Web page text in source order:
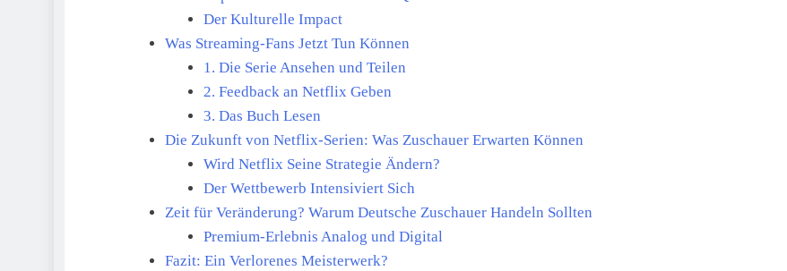
Der Kulturelle Impact
Was Streaming-Fans Jetzt Tun Können
1. Die Serie Ansehen und Teilen
2. Feedback an Netflix Geben
3. Das Buch Lesen
Die Zukunft von Netflix-Serien: Was Zuschauer Erwarten Können
Wird Netflix Seine Strategie Ändern?
Der Wettbewerb Intensiviert Sich
Zeit für Veränderung? Warum Deutsche Zuschauer Handeln Sollten
Premium-Erlebnis Analog und Digital
Fazit: Ein Verlorenes Meisterwerk?